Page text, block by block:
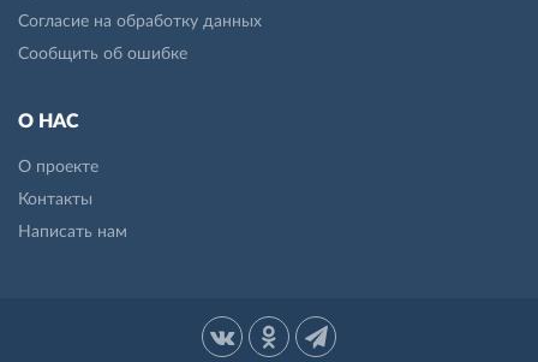
Согласие на обработку данных
Сообщить об ошибке
О НАС
О проекте
Контакты
Написать нам